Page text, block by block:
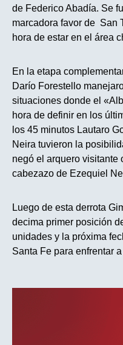
de Federico Abadía. Se
marcadora favor de San
hora de estar en el área
En la etapa
Darío Forestello
situaciones donde el
hora de definir en los
los 45 minutos Lautaro
Neira tuvieron la
negó el arquero visitante
cabezazo de Ezequiel
Luego de esta derrota
decima primer posición
unidades y la próxima
Santa Fe para enfrentar